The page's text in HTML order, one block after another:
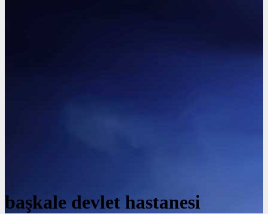
başkale devlet hastanesi